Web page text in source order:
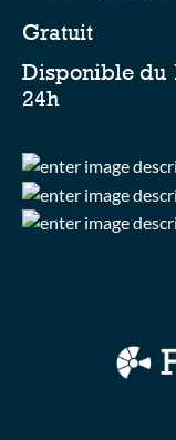
Gratuit
Disponible du
24h